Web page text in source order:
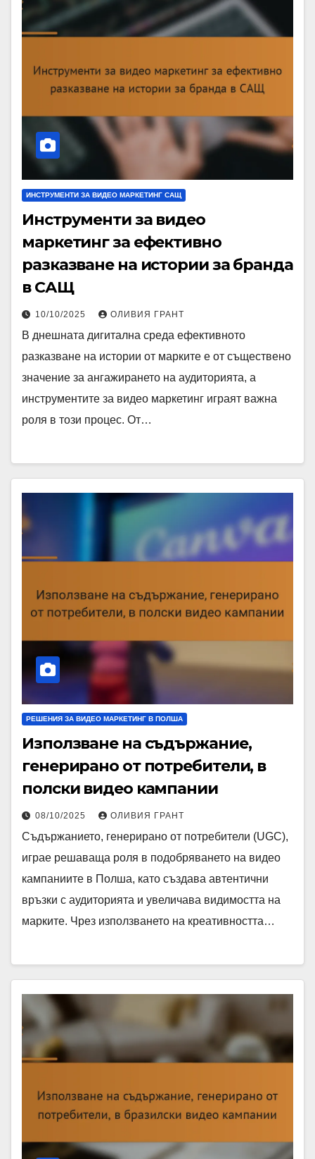
ИНСТРУМЕНТИ ЗА ВИДЕО МАРКЕТИНГ САЩ
Инструменти за видео
маркетинг за ефективно
разказване на истории за бранда
в САЩ
10/10/2025 ОЛИВИЯ ГРАНТ
В днешната дигитална среда ефективното
разказване на истории от марките е от съществено
значение за ангажирането на аудиторията, а
инструментите за видео маркетинг играят важна
роля в този процес. От…
РЕШЕНИЯ ЗА ВИДЕО МАРКЕТИНГ В ПОЛША
Използване на съдържание,
генерирано от потребители, в
полски видео кампании
08/10/2025 ОЛИВИЯ ГРАНТ
Съдържанието, генерирано от потребители (UGC),
играе решаваща роля в подобряването на видео
кампаниите в Полша, като създава автентични
връзки с аудиторията и увеличава видимостта на
марките. Чрез използването на креативността…